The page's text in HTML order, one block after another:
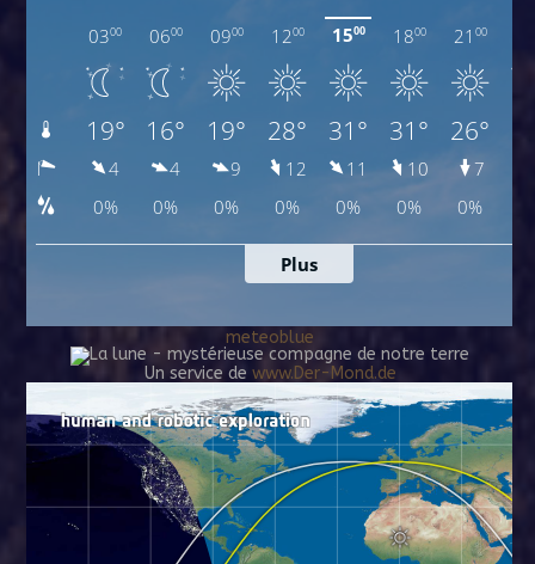
meteoblue
Un service dewww.Der-Mond.de